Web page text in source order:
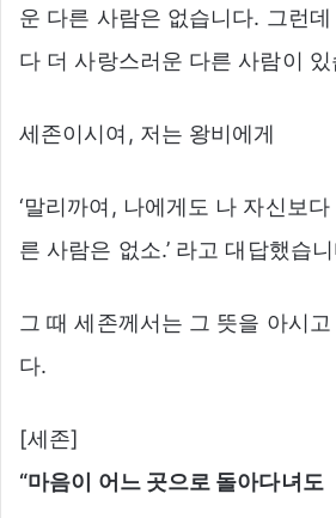
운 다른 사람은 없습니다. 그런
다 더 사랑스러운 다른 사람이 있
세존이시여, 저는 왕비에게
‘말리까여, 나에게도 나 자신보
른 사람은 없소.’ 라고 대답했습
그 때 세존께서는 그 뜻을 아시
다.
[세존]
“마음이 어느 곳으로 돌아다녀도